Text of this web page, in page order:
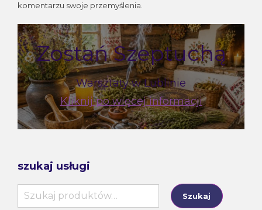
komentarzu swoje przemyślenia.
Zostań Szeptuchą
Warsztaty w Lublinie
Kliknij po więcej informacji
szukaj usługi
Szukaj:
Szukaj